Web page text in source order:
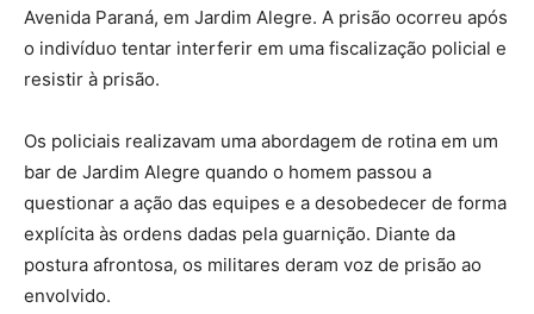
Avenida Paraná, em Jardim Alegre. A prisão ocorreu após
o indivíduo tentar interferir em uma fiscalização policial e
resistir à prisão.
Os policiais realizavam uma abordagem de rotina em um
bar de Jardim Alegre quando o homem passou a
questionar a ação das equipes e a desobedecer de forma
explícita às ordens dadas pela guarnição. Diante da
postura afrontosa, os militares deram voz de prisão ao
envolvido.